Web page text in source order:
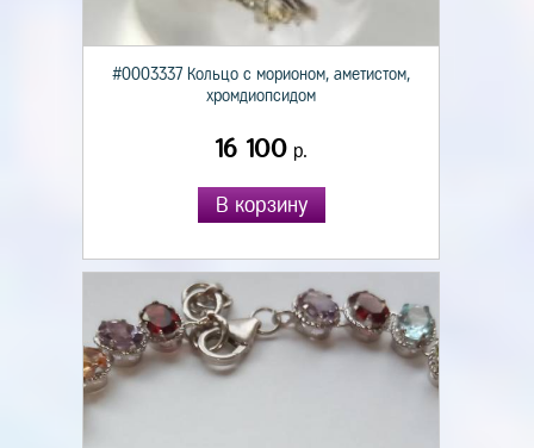
#0003337 Кольцо с морионом, аметистом,
хромдиопсидом
16 100 р.
В корзину